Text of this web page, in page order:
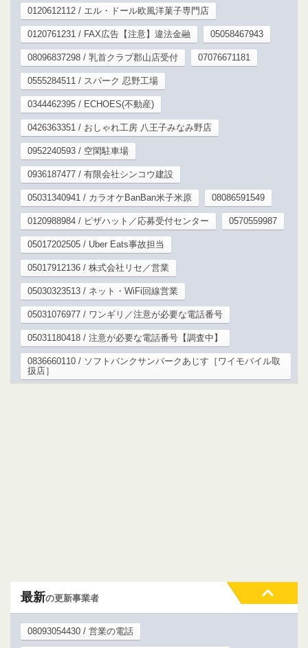
0120612112 / エル・ドール欧風洋菓子専門店
0120761231 / FAX広告【注意】違法金融 05058467943
08096837298 / 乳首クラブ郡山店受付 07076671181
0555284511 / スパーク 忍野工場
0344462395 / ECHOES(不動産)
0426363351 / おしゃれ工房 八王子みなみ野店
0952240593 / 空閑駐車場
0936187477 / 有限会社シンコウ建設
05031340941 / カラオケBanBan米子米原 08086591549
0120988984 / ピザハット／応募受付センター 0570559987
05017202505 / Uber Eats事故担当
05017912136 / 株式会社リセ／営業
05030323513 / ネット・WiFi回線営業
05031076977 / ワンギリ／注意が必要な電話番号
05031180418 / 注意が必要な電話番号【調査中】
0836660110 / ソフトバンクサンパークあじす［ワイモバイル取
扱店］
最新の更新事業者
08093054430 / 営業の電話